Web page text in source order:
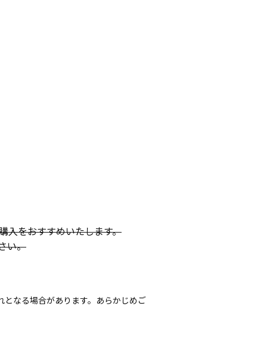
入をおすすめいたします。
い。
なる場合があります。あらかじめご